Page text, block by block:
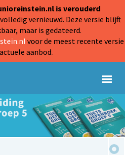
is verouderd
vernieuwd. Deze versie blijft
maar is gedateerd.
voor de meest recente versie
aanbod.